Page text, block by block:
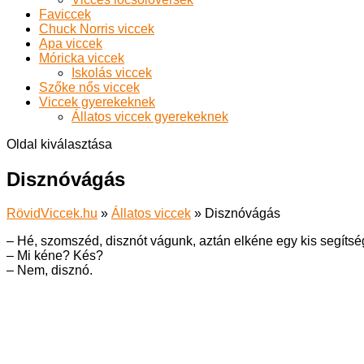
Faviccek
Chuck Norris viccek
Apa viccek
Móricka viccek
Iskolás viccek
Szőke nős viccek
Viccek gyerekeknek
Állatos viccek gyerekeknek
Oldal kiválasztása
Disznóvágás
RövidViccek.hu » Állatos viccek » Disznóvágás
– Hé, szomszéd, disznót vágunk, aztán elkéne egy kis
– Mi kéne? Kés?
– Nem, disznó.